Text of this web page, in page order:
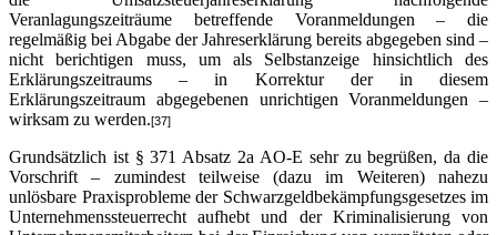
Veranlagungszeiträume betreffende Voranmeldungen – die
regelmäßig bei Abgabe der Jahreserklärung bereits abgegeben sind –
nicht berichtigen muss, um als Selbstanzeige hinsichtlich des
Erklärungszeitraums – in Korrektur der in diesem
Erklärungszeitraum abgegebenen unrichtigen Voranmeldungen –
wirksam zu werden.[37]
Grundsätzlich ist § 371 Absatz 2a AO-E sehr zu begrüßen, da die
Vorschrift – zumindest teilweise (dazu im Weiteren) nahezu
unlösbare Praxisprobleme der Schwarzgeldbekämpfungsgesetzes im
Unternehmenssteuerrecht aufhebt und der Kriminalisierung von